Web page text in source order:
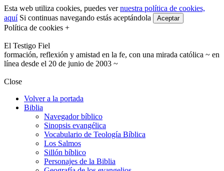
Esta web utiliza cookies, puedes vernuestra política de cookies,
aquíSi continuas navegando estás aceptándola Aceptar
Política de cookies +
El Testigo Fiel
formación, reflexión y amistad en la fe, con una mirada católica ~ en
línea desde el 20 de junio de 2003 ~
Close
Volver a la portada
Biblia
Navegador bíblico
Sinopsis evangélica
Vocabulario de Teología Bíblica
Los Salmos
Sillón bíblico
Personajes de la Biblia